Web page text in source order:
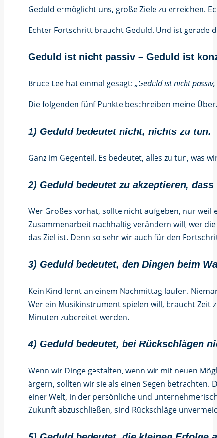
Geduld ermöglicht uns, große Ziele zu erreichen.
Echter Fortschritt braucht Geduld. Und ist gerade
Geduld ist nicht passiv – Geduld ist
Bruce Lee hat einmal gesagt: „Geduld ist nicht
Die folgenden fünf Punkte beschreiben meine
1) Geduld bedeutet nicht, nichts zu tun.
Ganz im Gegenteil. Es bedeutet, alles zu tun, was
2) Geduld bedeutet zu akzeptieren,
Wer Großes vorhat, sollte nicht aufgeben, nur weil
Zusammenarbeit nachhaltig verändern will, wer
das Ziel ist. Denn so sehr wir auch für den
3) Geduld bedeutet, den Dingen beim
Kein Kind lernt an einem Nachmittag laufen.
Wer ein Musikinstrument spielen will, braucht Zeit
Minuten zubereitet werden.
4) Geduld bedeutet, bei Rückschlägen
Wenn wir Dinge gestalten, wenn wir mit neuen
ärgern, sollten wir sie als einen Segen
einer Welt, in der persönliche und
Zukunft abzuschließen, sind Rückschläge